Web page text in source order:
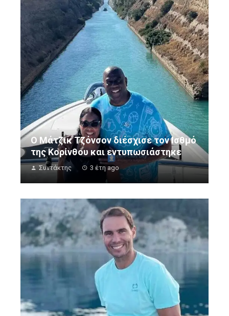
Ο Μάτζικ Τζόνσον διέσχισε τον Ισθμό
της Κορίνθου και εντυπωσιάστηκε
Συντάκτης 3 έτη ago